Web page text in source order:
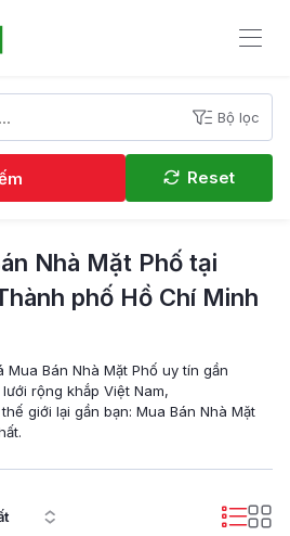
Bộ lọc
Reset
Nhà Mặt Phố tại
phố Hồ Chí Minh
Bán Nhà Mặt Phố uy tín gần
rộng khắp Việt Nam,
giới lại gần bạn: Mua Bán Nhà Mặt